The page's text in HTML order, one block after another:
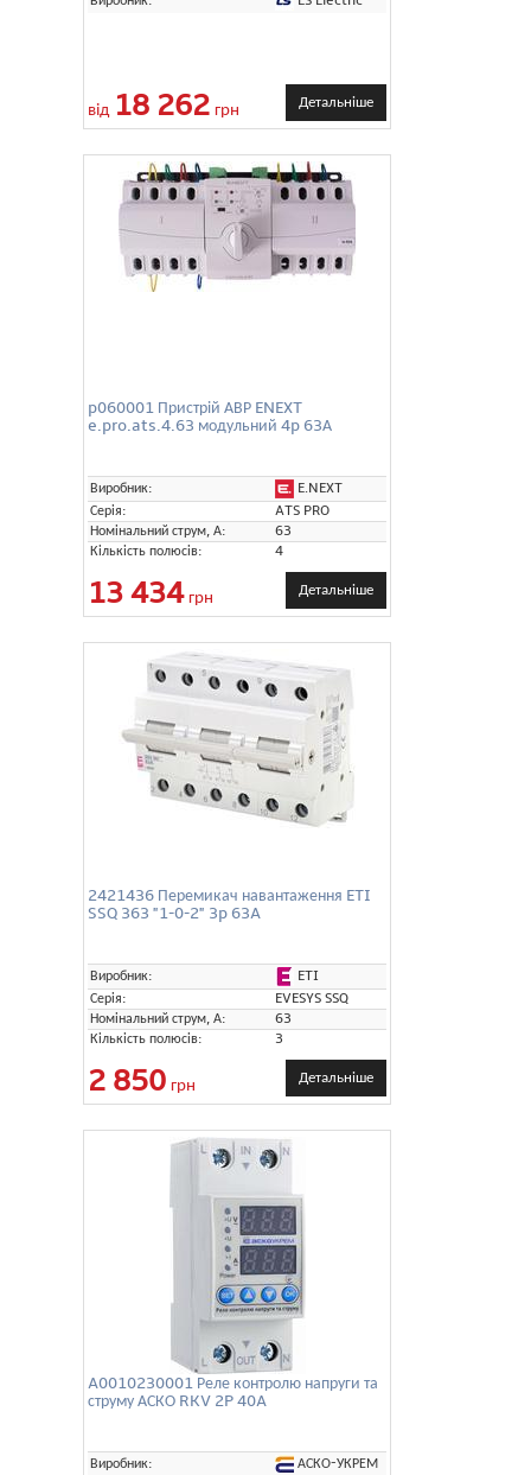
від 18 262 грн Детальніше
p060001 Пристрій АВР ENEXT
e.pro.ats.4.63 модульний 4p 63А
Виробник:
E.NEXT
Серія:
ATS PRO
Номінальний струм, А:
63
Кількість полюсів:
4
13 434грн Детальніше
2421436 Перемикач навантаження ETI
SSQ 363 "1-0-2" 3p 63A
Виробник:
ETI
Серія:
EVESYS SSQ
Номінальний струм, А:
63
Кількість полюсів:
3
2 850 грн Детальніше
A0010230001 Реле контролю напруги та
струму АСКО RKV 2P 40A
Виробник:
АСКО-УКРЕМ